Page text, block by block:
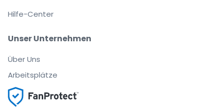
Unser Unternehmen
Über Uns
Arbeitsplätze
Hilfe-Center